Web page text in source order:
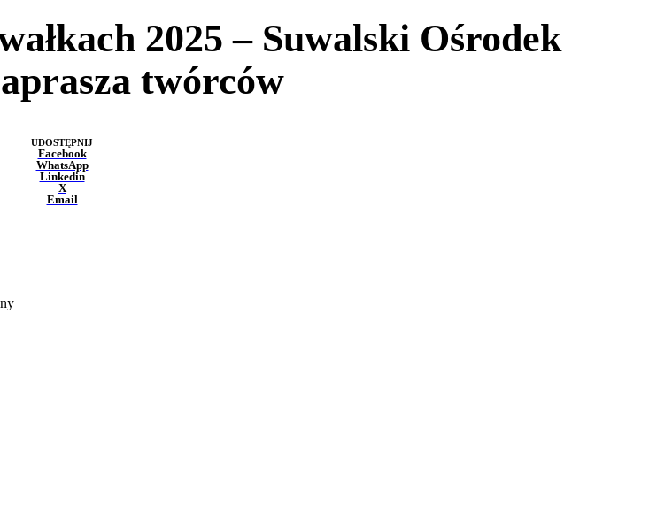
2025 – Suwalski Ośrodek
twórców
UDOSTĘPNIJ
Facebook
WhatsApp
Linkedin
X
Email